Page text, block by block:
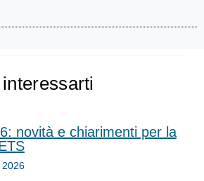
novità e chiarimenti per la
2026